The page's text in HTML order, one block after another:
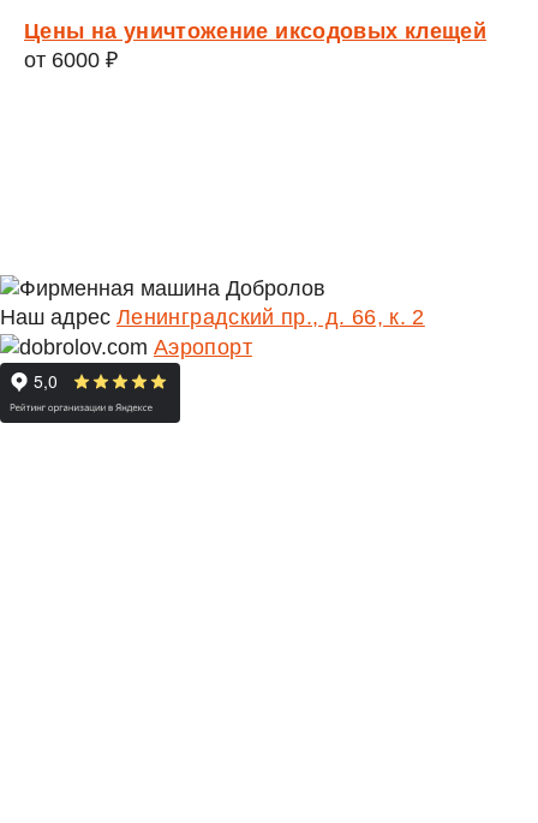
Цены на уничтожение иксодовых клещей
от 6000 ₽
Наш адрес Ленинградский пр., д. 66, к. 2
Аэропорт